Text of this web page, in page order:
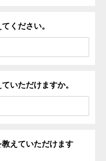
ください。
いただけますか。
えていただけます